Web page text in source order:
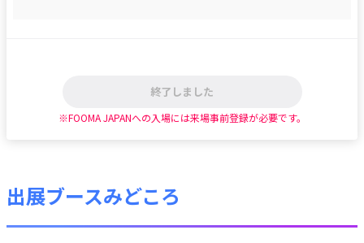
終了しました
※FOOMA JAPANへの入場には来場事前登録が必要です。
出展ブースみどころ